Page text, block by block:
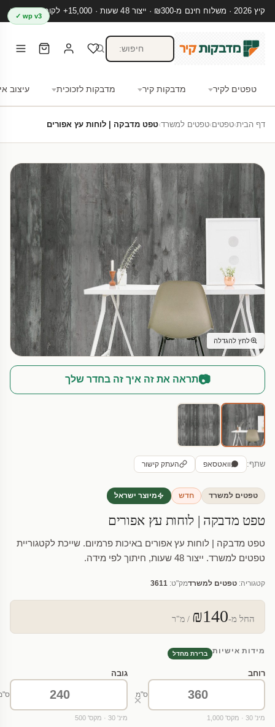
קיץ 2026 · משלוח חינם מ-₪300 · ייצור 48 שעות · 15,000+ לקוחות מרוצים
טפטים לקיר מדבקות קיר מדבקות לזכוכית עיצוב
wp v3 ✓
דף הבית›טפטים›טפטים למשרד›טפט מדבקה | לוחות עץ אפורים
לחץ להגדלה
📷תראה את זה איך זה בחדר שלך
שתף: וואטסאפ העתק קישור
טפטים למשרד חדש מיוצר ישראל
טפט מדבקה | לוחות עץ אפורים
טפט מדבקה | לוחות עץ אפורים באיכות פרמיום. שייכת לקטגוריית
טפטים למשרד. ייצור 48 שעות, חיתוך לפי מידה.
קטגוריה: טפטים למשרדמק"ט: 3611
החל מ-₪140 / מ"ר
מידות אישיות ברירת מחדל
רוחב
ס"מ
מינ' 30 · מקס' 1,000
×
גובה
מינ' 30 · מקס' 500